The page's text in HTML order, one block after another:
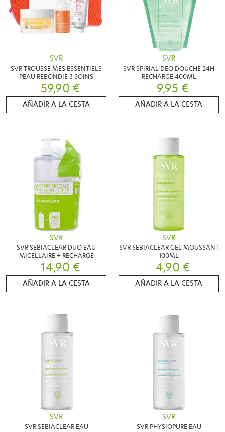
SVR
SVR TROUSSE MES ESSENTIELS
PEAU REBONDIE 3 SOINS
59,90 €
AÑADIR A LA CESTA
SVR
SVR SPIRIAL DEO DOUCHE 24H
RECHARGE 400ML
9,95 €
AÑADIR A LA CESTA
SVR
SVR SEBIACLEAR DUO EAU
MICELLAIRE + RECHARGE
14,90 €
AÑADIR A LA CESTA
SVR
SVR SEBIACLEAR GEL MOUSSANT
100ML
4,90 €
AÑADIR A LA CESTA
SVR
SVR SEBIACLEAR EAU
SVR
SVR PHYSIOPURE EAU